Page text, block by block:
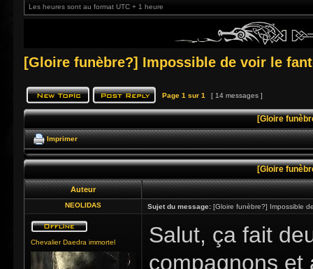
Les heures sont au format UTC + 1 heure
[Gloire funèbre?] Impossible de voir le
Page 1 sur 1 [ 14 messages ]
[Gloire
Imprimer
[Gloire
Auteur
NEOLIDAS Sujet du message: [Gloire funèbre?] Impossible
Chevalier Daedra immortel
Salut, ça fait
compagnons et